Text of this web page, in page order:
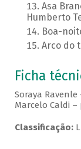
Asa
Humberto
Boa-
Arco do
Ficha
Soraya Ravenle
Marcelo Caldi –
Classificação: